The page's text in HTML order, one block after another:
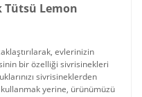
Tütsü Lemon
evlerinizin
bir özelliği sivrisinekleri
sivrisineklerden
yerine, ürünümüzü